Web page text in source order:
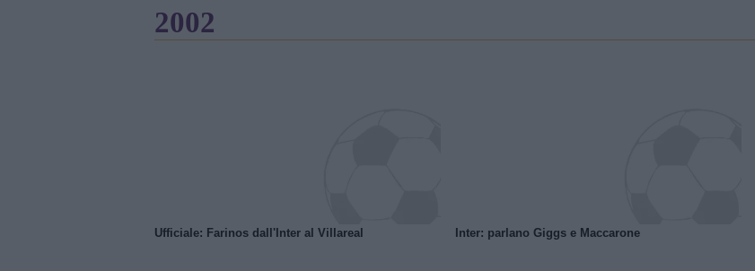
2002
Ufficiale: Farinos dall'Inter al Villareal Inter: parlano Giggs e Maccarone